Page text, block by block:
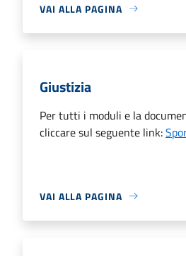
VAI ALLA PAGINA
Giustizia
Per tutti i moduli e la
cliccare sul seguente link:
VAI ALLA PAGINA